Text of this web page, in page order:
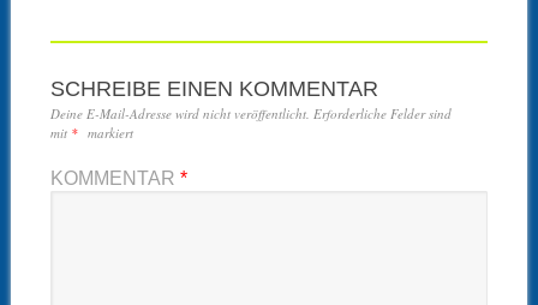
SCHREIBE EINEN KOMMENTAR
Deine E-Mail-Adresse wird nicht veröffentlicht. Erforderliche Felder sind
mit * markiert
KOMMENTAR *